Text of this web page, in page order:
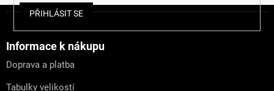
PŘIHLÁSIT SE
Informace k nákupu
Doprava a platba
Tabulky velikostí